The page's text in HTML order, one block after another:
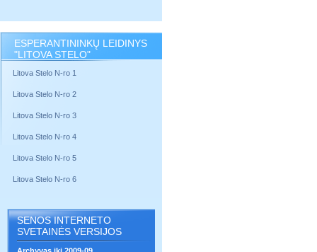
ESPERANTININKŲ LEIDINYS
"LITOVA STELO"
Litova Stelo N-ro 1
Litova Stelo N-ro 2
Litova Stelo N-ro 3
Litova Stelo N-ro 4
Litova Stelo N-ro 5
Litova Stelo N-ro 6
SENOS INTERNETO
SVETAINĖS VERSIJOS